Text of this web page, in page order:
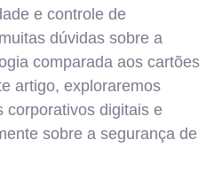
e controle de
dúvidas sobre a
comparada aos cartões
artigo, exploraremos
corporativos digitais e
sobre a segurança de